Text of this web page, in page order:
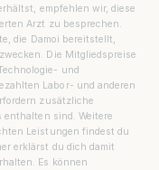
empfehlen wir, diese
Arzt zu besprechen.
die Damoi bereitstellt,
Die Mitgliedspreise
und
Labor- und anderen
zusätzliche
sind. Weitere
Leistungen findest du
erklärst du dich damit
Es können